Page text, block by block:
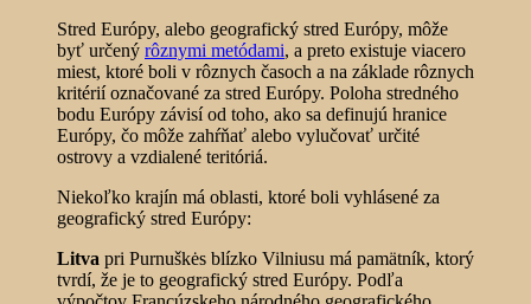
Stred Európy, alebo geografický stred Európy, môže
byť určený rôznymi metódami, a preto existuje viacero
miest, ktoré boli v rôznych časoch a na základe rôznych
kritérií označované za stred Európy. Poloha stredného
bodu Európy závisí od toho, ako sa definujú hranice
Európy, čo môže zahŕňať alebo vylučovať určité
ostrovy a vzdialené teritóriá.
Niekoľko krajín má oblasti, ktoré boli vyhlásené za
geografický stred Európy:
Litva pri Purnuškės blízko Vilniusu má pamätník, ktorý
tvrdí, že je to geografický stred Európy. Podľa